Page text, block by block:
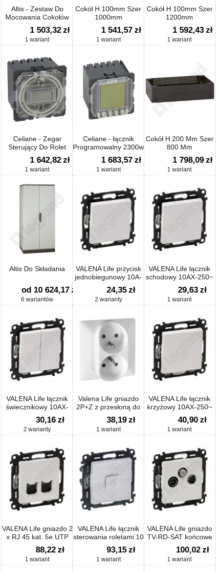
Altis - Zestaw Do
Mocowania Cokołów
1 503,32 zł
1 wariant
Cokół H 100mm Szer
1000mm
1 541,57 zł
1 wariant
Cokół H 100mm Szer
1200mm
1 592,43 zł
1 wariant
Celiane - Zegar
Sterujący Do Rolet
1 642,82 zł
1 wariant
Celiane - łącznik
Programowalny 2300w
1 683,57 zł
1 wariant
Cokół H 200 Mm Szer
800 Mm
1 798,09 zł
1 wariant
Altis Do Składania
od 10 624,17 zł
6 wariantów
VALENA Life przycisk
jednobiegunowy 10A-
250V
24,35 zł
2 warianty
VALENA Life łącznik
schodowy 10AX-250~
29,63 zł
1 wariant
VALENA Life łącznik
świecznikowy 10AX-
250~
30,16 zł
2 warianty
Valena Life gniazdo
2P+Z z przesłoną do
ramek wielokrotnych
16 A – 250 V~
38,19 zł
1 wariant
VALENA Life łącznik
krzyżowy 10AX-250~
40,90 zł
1 wariant
VALENA Life gniazdo 2
x RJ 45 kat. 5e UTP
88,22 zł
1 wariant
VALENA Life łącznik
sterowania roletami 10
A – 230 V~
93,15 zł
1 wariant
VALENA Life gniazdo
TV-RD-SAT końcowe
1.5 dB
100,02 zł
1 wariant